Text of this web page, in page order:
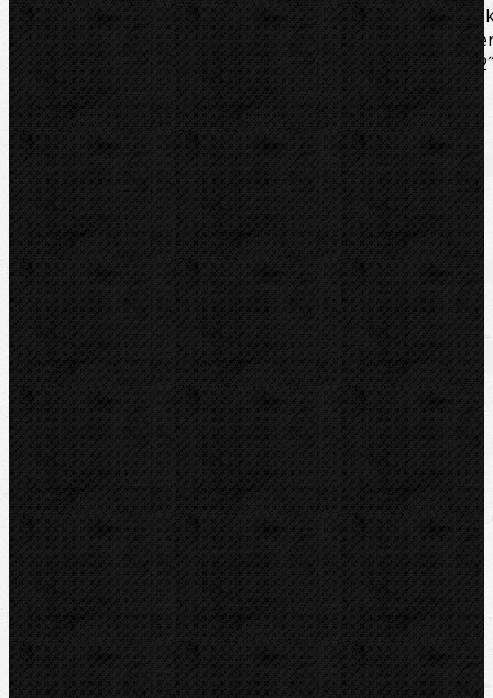
Sada 3 kusů vysoce kvalitních řezných
Rothenberger do řezáků ocelových trubek
SUPER 2˝ (obj. č. 70045) nebo do řezáků REMS RAS St
(obj. č.113000).
Soubory/Odkazy
Katalogový list
Zařazení
Řezáky a kolečka
Řezné kolečka na ocel
Komentáře
Přidat komentář
Sortiment
Akce
Bazar